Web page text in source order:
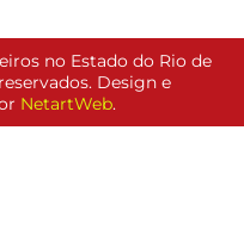
no Estado do Rio de
Design e
NetartWeb.